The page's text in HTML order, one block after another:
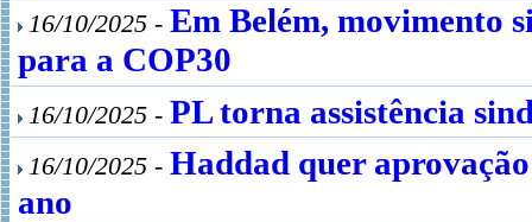
16/10/2025 - Em Belém, movimento
para a COP30
16/10/2025 - PL torna assistência
16/10/2025 - Haddad quer
ano